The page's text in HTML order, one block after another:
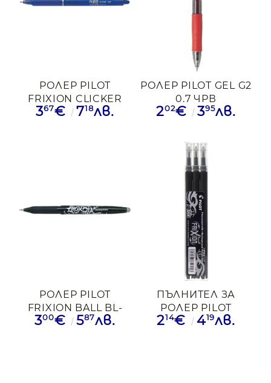
РОЛЕР PILOT
FRIXION CLICKER
BLRT-FR7-L СИН
367€ 718лв.
РОЛЕР PILOT GEL G2
0.7 ЧРВ
202€ 395лв.
РОЛЕР PILOT
FRIXION BALL BL-
FR7-B-E ЧРН
300€ 587лв.
ПЪЛНИТЕЛ ЗА
РОЛЕР PILOT
FRIXION
214€ 419лв.